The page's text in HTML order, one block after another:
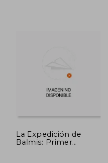
La Expedición de
Balmis: Primer